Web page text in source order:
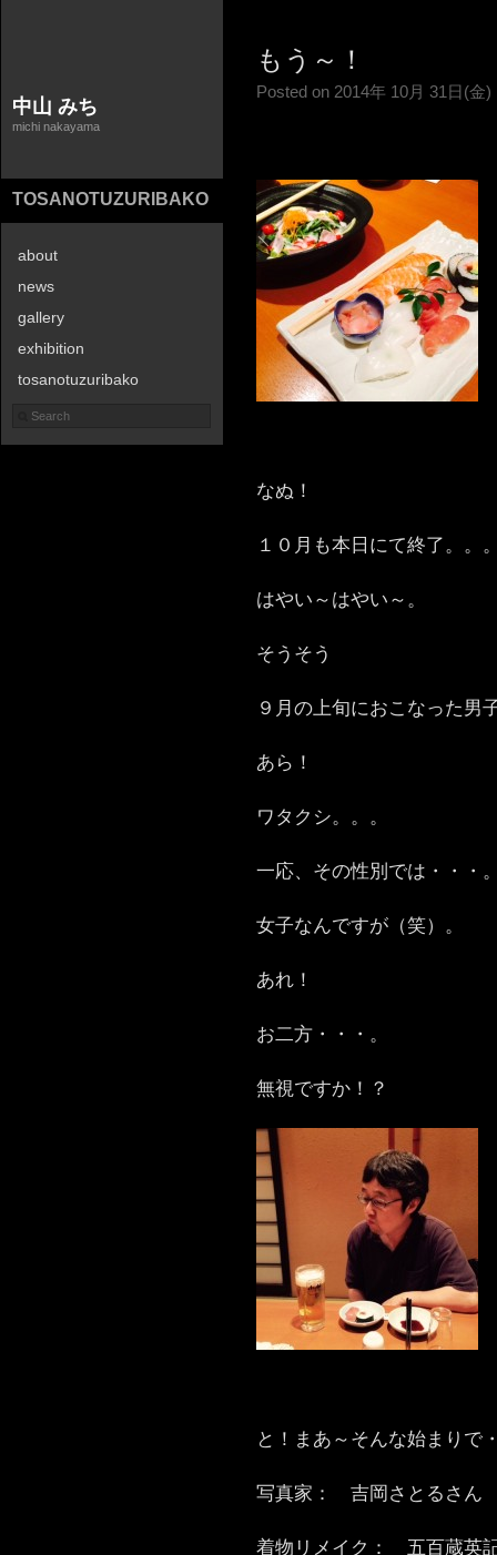
中山 みち
michi nakayama
TOSANOTUZURIBAKO
about
news
gallery
exhibition
tosanotuzuribako
contact
もう～！
Posted on 2014年 10月 31日(金)
なぬ！
１０月も本日にて終了。。
はやい～はやい～。
そうそう
９月の上旬におこなった男
あら！
ワタクシ。。。
一応、その性別では・・・
女子なんですが（笑）。
あれ！
お二方・・・。
無視ですか！？
と！まあ～そんな始まりで
写真家： 吉岡さとるさん
着物リメイク： 五百蔵英